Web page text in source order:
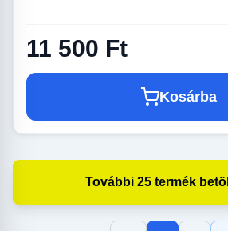
11 500 Ft
Kosárba
További 25 termék